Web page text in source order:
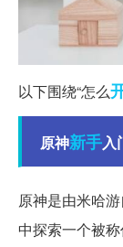
以下围绕“怎么
原神新手入
原神是由米哈
中探索一个被